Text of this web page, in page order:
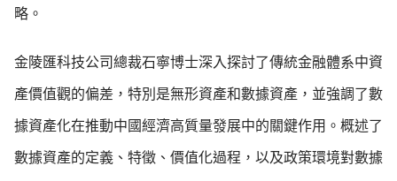
略。
金陵匯科技公司總裁石寧博士深入探討了傳統金融體系中資
產價值觀的偏差，特別是無形資產和數據資產，並強調了數
據資產化在推動中國經濟高質量發展中的關鍵作用。概述了
數據資產的定義、特徵、價值化過程，以及政策環境對數據